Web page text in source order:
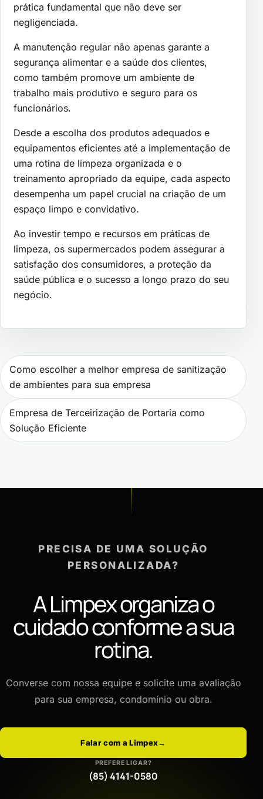
prática fundamental que não deve ser
negligenciada.
A manutenção regular não apenas garante a
segurança alimentar e a saúde dos clientes,
como também promove um ambiente de
trabalho mais produtivo e seguro para os
funcionários.
Desde a escolha dos produtos adequados e
equipamentos eficientes até a implementação de
uma rotina de limpeza organizada e o
treinamento apropriado da equipe, cada aspecto
desempenha um papel crucial na criação de um
espaço limpo e convidativo.
Ao investir tempo e recursos em práticas de
limpeza, os supermercados podem assegurar a
satisfação dos consumidores, a proteção da
saúde pública e o sucesso a longo prazo do seu
negócio.
Navegação de Post
Como escolher a melhor empresa de sanitização
de ambientes para sua empresa
Empresa de Terceirização de Portaria como
Solução Eficiente
PRECISA DE UMA SOLUÇÃO
PERSONALIZADA?
A Limpex organiza o
cuidado conforme a sua
rotina.
Converse com nossa equipe e solicite uma avaliação
para sua empresa, condomínio ou obra.
Falar com a Limpex→
PREFERE LIGAR?
(85) 4141-0580